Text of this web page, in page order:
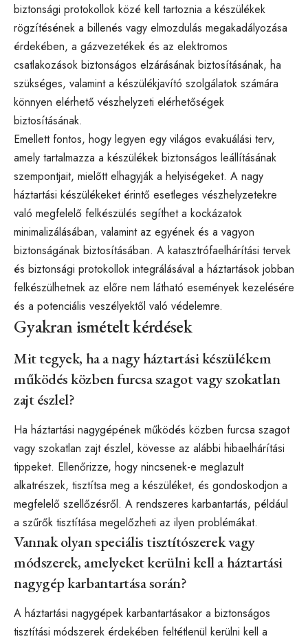
biztonsági protokollok közé kell tartoznia a készülékek
rögzítésének a billenés vagy elmozdulás megakadályozása
érdekében, a gázvezetékek és az elektromos
csatlakozások biztonságos elzárásának biztosításának, ha
szükséges, valamint a készülékjavító szolgálatok számára
könnyen elérhető vészhelyzeti elérhetőségek
biztosításának.
Emellett fontos, hogy legyen egy világos evakuálási terv,
amely tartalmazza a készülékek biztonságos leállításának
szempontjait, mielőtt elhagyják a helyiségeket. A nagy
háztartási készülékeket érintő esetleges vészhelyzetekre
való megfelelő felkészülés segíthet a kockázatok
minimalizálásában, valamint az egyének és a vagyon
biztonságának biztosításában. A katasztrófaelhárítási tervek
és biztonsági protokollok integrálásával a háztartások jobban
felkészülhetnek az előre nem látható események kezelésére
és a potenciális veszélyektől való védelemre.
Gyakran ismételt kérdések
Mit tegyek, ha a nagy háztartási készülékem
működés közben furcsa szagot vagy szokatlan
zajt észlel?
Ha háztartási nagygépének működés közben furcsa szagot
vagy szokatlan zajt észlel, kövesse az alábbi hibaelhárítási
tippeket. Ellenőrizze, hogy nincsenek-e meglazult
alkatrészek, tisztítsa meg a készüléket, és gondoskodjon a
megfelelő szellőzésről. A rendszeres karbantartás, például
a szűrők tisztítása megelőzheti az ilyen problémákat.
Vannak olyan speciális tisztítószerek vagy
módszerek, amelyeket kerülni kell a háztartási
nagygép karbantartása során?
A háztartási nagygépek karbantartásakor a biztonságos
tisztítási módszerek érdekében feltétlenül kerülni kell a